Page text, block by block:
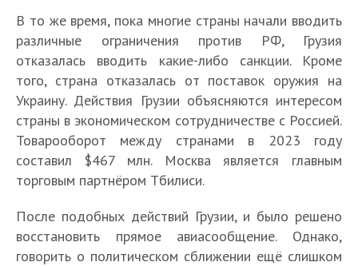
В то же время, пока многие страны начали вводить
различные ограничения против РФ, Грузия
отказалась вводить какие-либо санкции. Кроме
того, страна отказалась от поставок оружия на
Украину. Действия Грузии объясняются интересом
страны в экономическом сотрудничестве с Россией.
Товарооборот между странами в 2023 году
составил $467 млн. Москва является главным
торговым партнёром Тбилиси.
После подобных действий Грузии, и было решено
восстановить прямое авиасообщение. Однако,
говорить о политическом сближении ещё слишком